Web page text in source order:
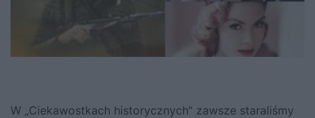
W „Ciekawostkach historycznych” zawsze staraliśmy